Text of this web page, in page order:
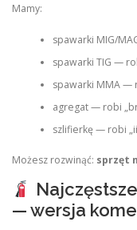
Mamy:
spawarki MIG/
spawarki TIG —
spawarki MMA —
agregat — robi
szlifierkę — robi
Możesz rozwinąć: sprzęt
— wersja